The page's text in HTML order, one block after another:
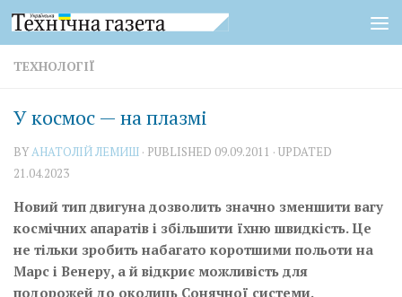
Skip to content
ТЕХНОЛОГІЇ
У космос — на плазмі
BYАНАТОЛІЙ ЛЕМИШ · PUBLISHED 09.09.2011 · UPDATED
21.04.2023
Новий тип двигуна дозволить значно зменшити вагу
космічних апаратів і збільшити їхню швидкість. Це
не тільки зробить набагато коротшими польоти на
Марс і Венеру, а й відкриє можливість для
подорожей до околиць Сонячної системи.